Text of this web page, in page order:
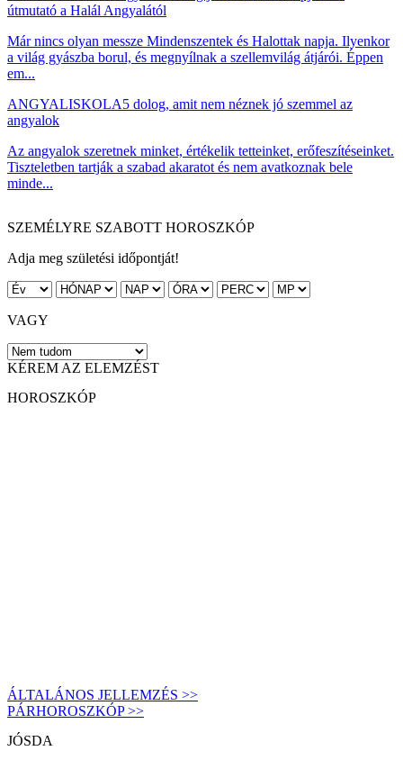
útmutató a Halál Angyalától
Már nincs olyan messze Mindenszentek és Halottak napja. Ilyenkor
a világ gyászba borul, és megnyílnak a szellemvilág átjárói. Éppen
em...
ANGYALISKOLA5 dolog, amit nem néznek jó szemmel az
angyalok
Az angyalok szeretnek minket, értékelik tetteinket, erőfeszítéseinket.
Tiszteletben tartják a szabad akaratot és nem avatkoznak bele
minde...
SZEMÉLYRE SZABOTT HOROSZKÓP
Adja meg születési időpontját!
VAGY
KÉREM AZ ELEMZÉST
HOROSZKÓP
ÁLTALÁNOS JELLEMZÉS >>
PÁRHOROSZKÓP >>
JÓSDA